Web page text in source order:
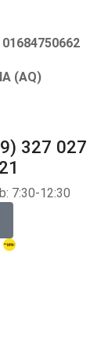
01684750662
(AQ)
327 027
7:30-12:30